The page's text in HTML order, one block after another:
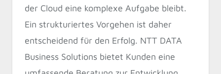
der Cloud eine komplexe Aufgabe bleibt.
Ein strukturiertes Vorgehen ist daher
entscheidend für den Erfolg. NTT DATA
Business Solutions bietet Kunden eine